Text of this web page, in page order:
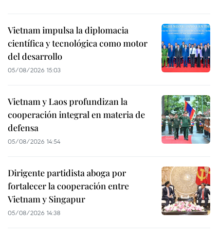
Vietnam impulsa la diplomacia
científica y tecnológica como motor
del desarrollo
05/08/2026 15:03
Vietnam y Laos profundizan la
cooperación integral en materia de
defensa
05/08/2026 14:54
Dirigente partidista aboga por
fortalecer la cooperación entre
Vietnam y Singapur
05/08/2026 14:38